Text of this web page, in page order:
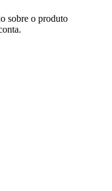
sobre o produto